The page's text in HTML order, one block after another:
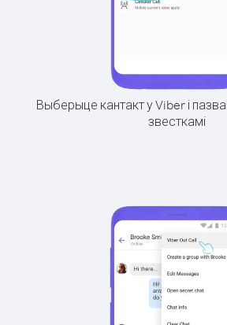
Выберыце кантакт у Viber і
звесткамі